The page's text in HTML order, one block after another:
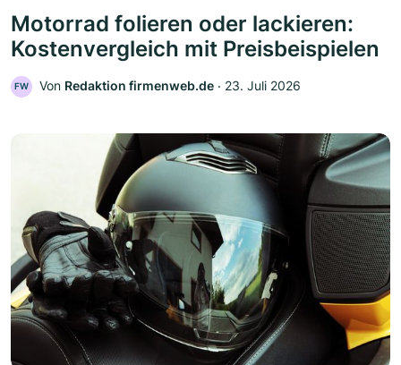
Motorrad folieren oder lackieren:
Kostenvergleich mit Preisbeispielen
FW Von Redaktion firmenweb.de ‧ 23. Juli 2026